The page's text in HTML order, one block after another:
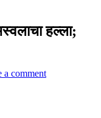
हल्ला;
a comment